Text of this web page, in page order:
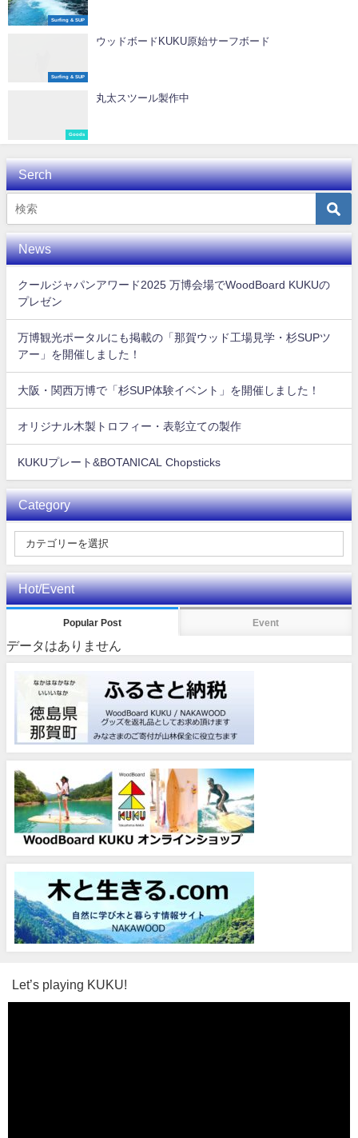
Surfing & SUP
Surfing & SUP
ウッドボードKUKU原始サーフボード
Goods
丸太スツール製作中
Serch
News
クールジャパンアワード2025 万博会場でWoodBoard KUKUの
プレゼン
万博観光ポータルにも掲載の「那賀ウッド工場見学・杉SUPツ
アー」を開催しました！
大阪・関西万博で「杉SUP体験イベント」を開催しました！
オリジナル木製トロフィー・表彰立ての製作
KUKUプレート&BOTANICAL Chopsticks
Category
Hot/Event
Popular Post Event
データはありません
Let’s playing KUKU!